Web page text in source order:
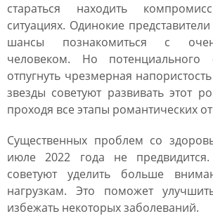
стараться находить
ситуациях. Одинокие
шансы познакомиться с
человеком. Но потенциального
отпугнуть чрезмерная
звезды советуют развивать этот
проходя все этапы романтических
Существенных проблем со
июле 2022 года не
советуют уделить больше
нагрузкам. Это поможет
избежать некоторых заболеваний.